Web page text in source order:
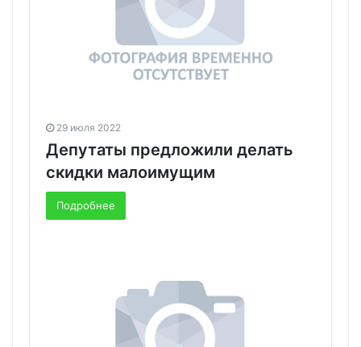
29 июля 2022
Депутаты предложили делать
скидки малоимущим
Подробнее